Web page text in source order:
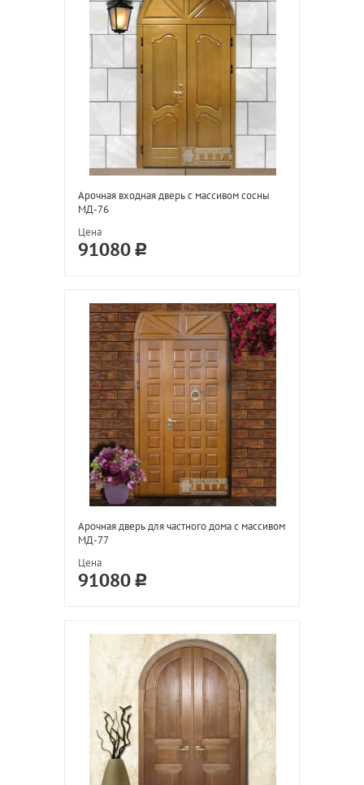
Арочная входная дверь с массивом сосны
МД-76
Цена
91080
Арочная дверь для частного дома с массивом
МД-77
Цена
91080